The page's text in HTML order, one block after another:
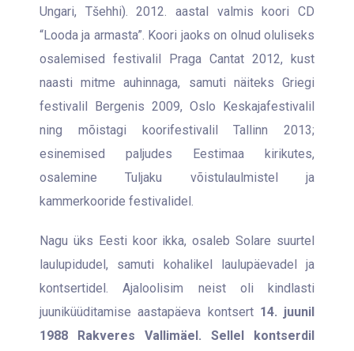
Ungari, Tšehhi). 2012. aastal valmis koori CD
“Looda ja armasta”. Koori jaoks on olnud oluliseks
osalemised festivalil Praga Cantat 2012, kust
naasti mitme auhinnaga, samuti näiteks Griegi
festivalil Bergenis 2009, Oslo Keskajafestivalil
ning mõistagi koorifestivalil Tallinn 2013;
esinemised paljudes Eestimaa kirikutes,
osalemine Tuljaku võistulaulmistel ja
kammerkooride festivalidel.
Nagu üks Eesti koor ikka, osaleb Solare suurtel
laulupidudel, samuti kohalikel laulupäevadel ja
kontsertidel. Ajaloolisim neist oli kindlasti
juuniküüditamise aastapäeva kontsert 14. juunil
1988 Rakveres Vallimäel. Sellel kontserdil